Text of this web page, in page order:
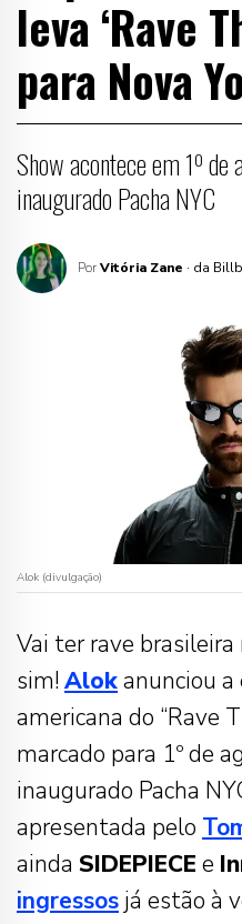
leva ‘Rave
para Nova
Show acontece em 1º
inaugurado Pacha NYC
PorVitória Zane · da
Alok (divulgação)
Vai ter rave
sim! Alokanunciou
americana do “Rave
marcado para 1º de
inaugurado Pacha
apresentada pelo
ainda SIDEPIECE e
ingressos já estão à